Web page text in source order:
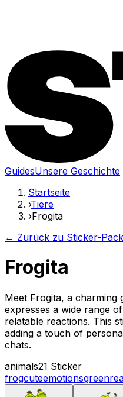
GuidesUnsere Geschichte
Startseite
›Tiere
›Frogita
← Zurück zu Sticker-
Frogita
Meet Frogita, a
expresses a wide range
relatable reactions. This
adding a touch of
chats.
animals21 Sticker
frogcuteemotionsgreen